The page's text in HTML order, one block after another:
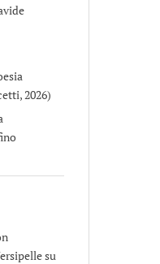
2026)
su